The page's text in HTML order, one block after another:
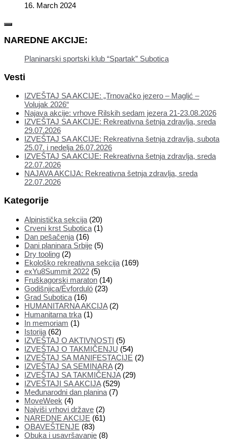
16. March 2024
NAREDNE AKCIJE:
Planinarski sportski klub “Spartak” Subotica
Vesti
IZVEŠTAJ SA AKCIJE: „Trnovačko jezero – Maglić –
Volujak 2026“
Najava akcije: vrhove Rilskih sedam jezera 21-23.08.2026
IZVEŠTAJ SA AKCIJE: Rekreativna šetnja zdravlja, sreda
29.07.2026
IZVEŠTAJ SA AKCIJE: Rekreativna šetnja zdravlja, subota
25.07. i nedelja 26.07.2026
IZVEŠTAJ SA AKCIJE: Rekreativna šetnja zdravlja, sreda
22.07.2026
NAJAVA AKCIJA: Rekreativna šetnja zdravlja, sreda
22.07.2026
Kategorije
Alpinistička sekcija (20)
Crveni krst Subotica (1)
Dan pešačenja (16)
Dani planinara Srbije (5)
Dry tooling (2)
Ekološko rekreativna sekcija (169)
exYu8Summit 2022 (5)
Fruškagorski maraton (14)
Godišnjica/Évforduló (23)
Grad Subotica (16)
HUMANITARNA AKCIJA(2)
Humanitarna trka (1)
In memoriam (1)
Istorija (62)
IZVEŠTAJ O AKTIVNOSTI (5)
IZVEŠTAJ O TAKMIČENJU (54)
IZVEŠTAJ SA MANIFESTACIJE (2)
IZVEŠTAJ SA SEMINARA(2)
IZVEŠTAJ SA TAKMIČENJA(29)
IZVEŠTAJI SA AKCIJA(529)
Međunarodni dan planina (7)
MoveWeek (4)
Najviši vrhovi države (2)
NAREDNE AKCIJE (61)
OBAVEŠTENJE (83)
Obuka i usavršavanje (8)